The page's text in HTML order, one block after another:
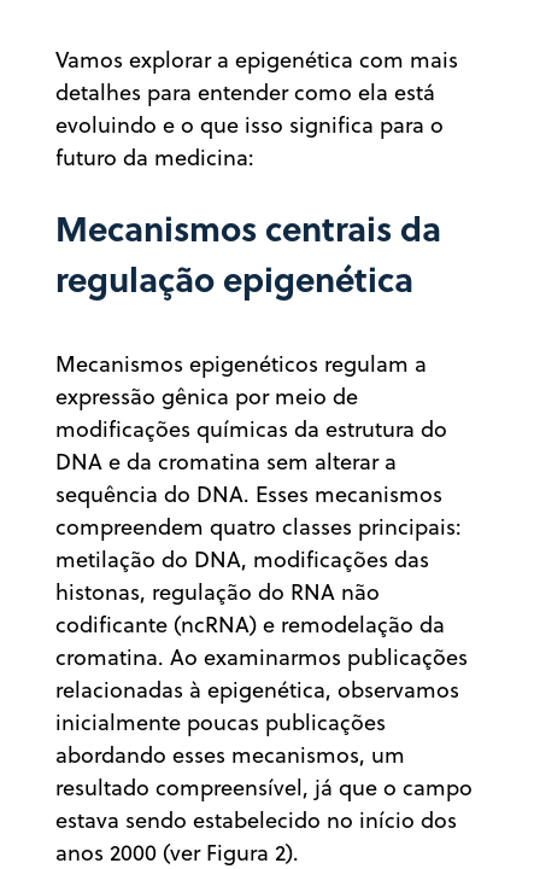
Vamos explorar a epigenética com mais
detalhes para entender como ela está
evoluindo e o que isso significa para o
futuro da medicina:
Mecanismos centrais da
regulação epigenética
Mecanismos epigenéticos regulam a
expressão gênica por meio de
modificações químicas da estrutura do
DNA e da cromatina sem alterar a
sequência do DNA. Esses mecanismos
compreendem quatro classes principais:
metilação do DNA, modificações das
histonas, regulação do RNA não
codificante (ncRNA) e remodelação da
cromatina. Ao examinarmos publicações
relacionadas à epigenética, observamos
inicialmente poucas publicações
abordando esses mecanismos, um
resultado compreensível, já que o campo
estava sendo estabelecido no início dos
anos 2000 (ver Figura 2).